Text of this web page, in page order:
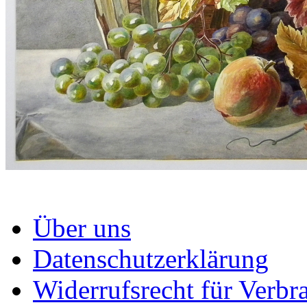
Über uns
Datenschutzerklärung
Widerrufsrecht für